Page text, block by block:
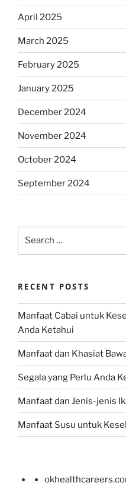
April 2025
March 2025
February 2025
January 2025
December 2024
November 2024
October 2024
September 2024
RECENT POSTS
Manfaat Cabai untuk
Anda Ketahui
Manfaat dan Khasiat
Segala yang Perlu Anda
Manfaat dan Jenis-jenis
Manfaat Susu untuk